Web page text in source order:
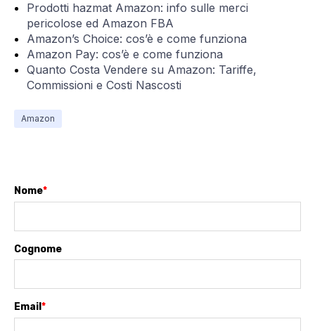
Prodotti hazmat Amazon: info sulle merci
pericolose ed Amazon FBA
Amazon’s Choice: cos’è e come funziona
Amazon Pay: cos’è e come funziona
Quanto Costa Vendere su Amazon: Tariffe,
Commissioni e Costi Nascosti
Amazon
Nome*
Cognome
Email *